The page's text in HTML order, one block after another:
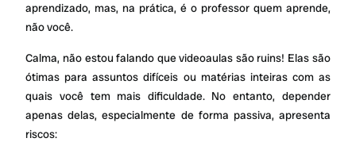
aprendizado, mas, na prática, é o professor quem aprende,
não você.
Calma, não estou falando que videoaulas são ruins! Elas são
ótimas para assuntos difíceis ou matérias inteiras com as
quais você tem mais dificuldade. No entanto, depender
apenas delas, especialmente de forma passiva, apresenta
riscos: